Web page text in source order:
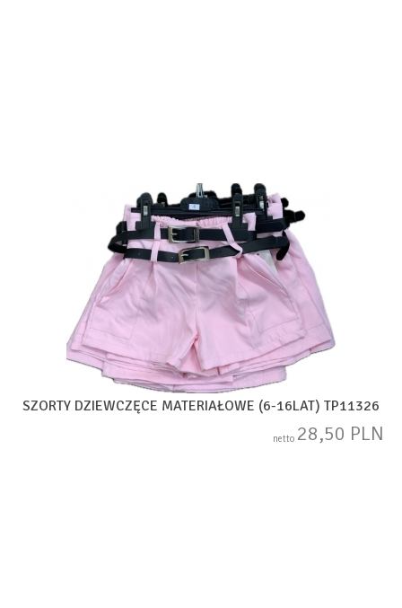
SZORTY DZIEWCZĘCE MATERIAŁOWE (6-16LAT) TP11326
netto 28,50 PLN